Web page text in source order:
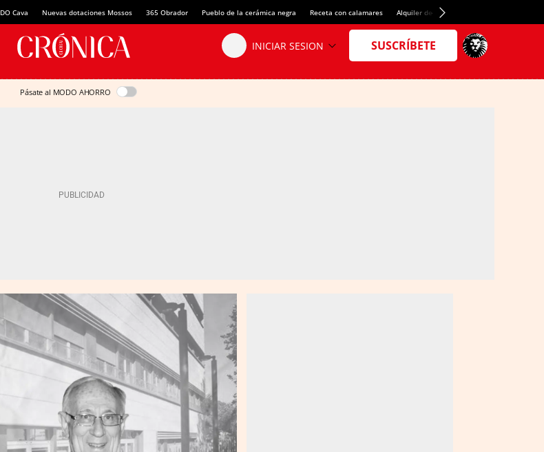
DO Cava Nuevas dotaciones Mossos 365 Obrador Pueblo de la cerámica negra Receta con calamares Alquiler de habitaciones en España
Pásate al MODO AHORRO